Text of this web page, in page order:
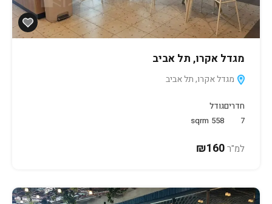
מגדל אקרו, תל אביב
מגדל אקרו, תל אביב
חדרים
7
גודל
558
sqrm
למ"ר₪160